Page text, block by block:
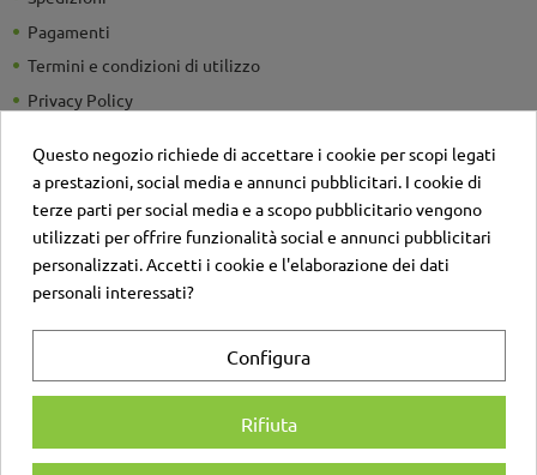
Pagamenti
Termini e condizioni di utilizzo
Privacy Policy
Detrazioni Fiscali
Sei un'azienda? Richiedi un listino personalizzato
Il negozio
Contatti
Registrati
Questo negozio richiede di accettare i cookie per scopi legati
a prestazioni, social media e annunci pubblicitari. I cookie di
terze parti per social media e a scopo pubblicitario vengono
utilizzati per offrire funzionalità social e annunci pubblicitari
personalizzati. Accetti i cookie e l'elaborazione dei dati
personali interessati?
Configura
Rifiuta